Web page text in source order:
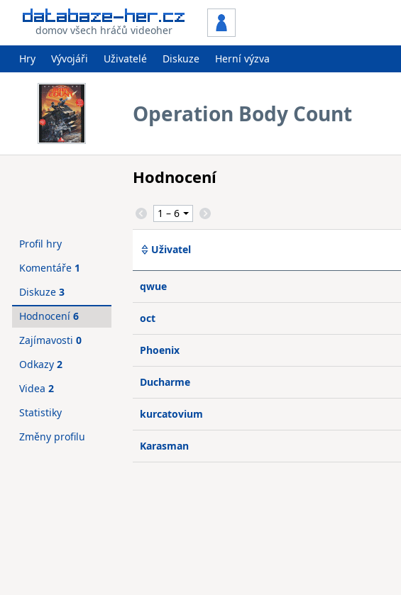
domov všech hráčů videoher
Hry Vývojáři Uživatelé Diskuze Herní výzva
Operation Body Count
Hodnocení
Uživatel
qwue
oct
Phoenix
Ducharme
kurcatovium
Karasman
Profil hry
Komentáře 1
Diskuze 3
Hodnocení 6
Zajímavosti 0
Odkazy 2
Videa 2
Statistiky
Změny profilu